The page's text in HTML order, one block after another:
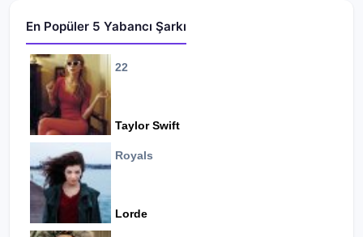
En Popüler 5 Yabancı Şarkı
22
Taylor Swift
Royals
Lorde